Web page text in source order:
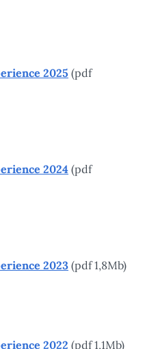
2025 (pdf
2024 (pdf
2023 (pdf 1,8Mb)
2022 (pdf 1,1Mb)